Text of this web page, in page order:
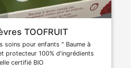
TOOFRUIT
soins pour enfants " Baume à
protecteur 100% d'ingrédients
certifié BIO